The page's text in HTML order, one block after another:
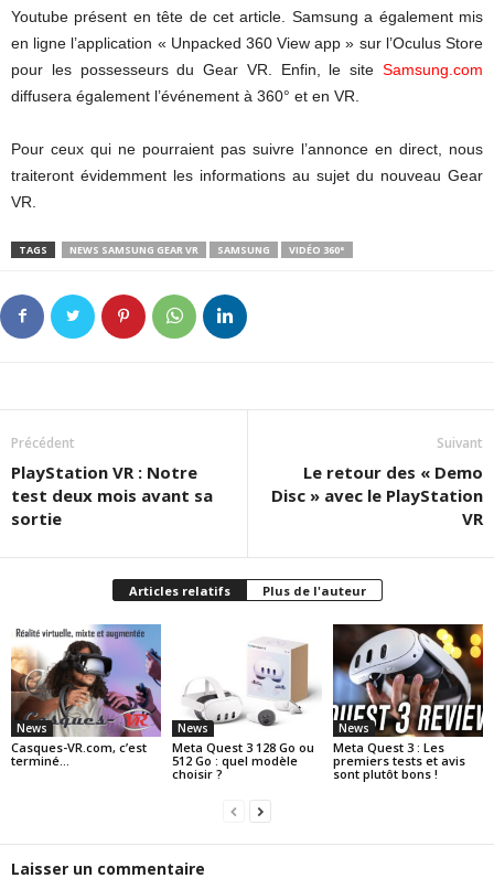
Youtube présent en tête de cet article. Samsung a également mis
en ligne l’application « Unpacked 360 View app » sur l’Oculus Store
pour les possesseurs du Gear VR. Enfin, le site Samsung.com
diffusera également l’événement à 360° et en VR.
Pour ceux qui ne pourraient pas suivre l’annonce en direct, nous
traiteront évidemment les informations au sujet du nouveau Gear
VR.
TAGS NEWS SAMSUNG GEAR VR SAMSUNG VIDÉO 360°
Précédent
PlayStation VR : Notre
test deux mois avant sa
sortie
Suivant
Le retour des « Demo
Disc » avec le PlayStation
VR
Articles relatifs Plus de l'auteur
News
Casques-VR.com, c’est
terminé…
News
Meta Quest 3 128 Go ou
512 Go : quel modèle
choisir ?
News
Meta Quest 3 : Les
premiers tests et avis
sont plutôt bons !
Laisser un commentaire